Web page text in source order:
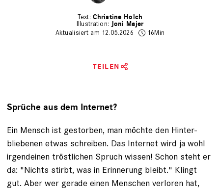
Christine Holch
Joni Majer
Aktualisiert am 12.05.2026
16Min
TEILEN
Sprüche aus dem Internet?
Ein Mensch ist gestorben, man möchte den Hinter­
bliebenen etwas schreiben. Das Internet wird ja wohl
irgend­einen tröstlichen Spruch wissen! Schon steht er
da: "Nichts stirbt, was in Erinnerung bleibt." Klingt
gut. Aber wer gerade einen Menschen verloren hat,